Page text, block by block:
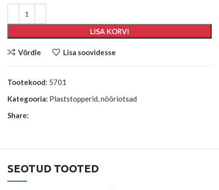
LISA KORVI
Võrdle Lisa soovidesse
Tootekood: 5701
Kategooria: Plaststopperid, nööriotsad
Share:
SEOTUD TOOTED